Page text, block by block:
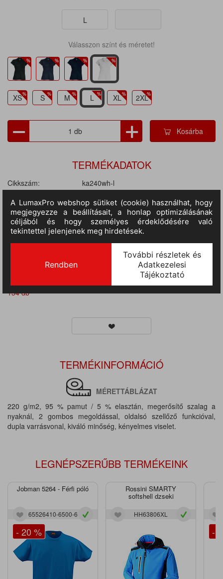
L
Válasszon színt és méretet!
XS S M L XL 2XL
Kosárba
TERMÉKADATOK
Cikkszám:
ka240wh-l
M.egység:
db
Szín:
fehér
Méret:
L
Anyag:
95% pamut / 5% elasztán
Tulajdonságok:
Rövid ujjú, Galléros, Gombos, 220 gr/m2
Nem:
női
(szállítási idő 3-7 nap) :
(szállítási idő 9-14 nap)
134 db
TERMÉKINFORMÁCIÓ
MÉRETTÁBLÁZAT
220 g/m2, 95 % pamut / 5 % elasztán, megerősítő szalag a
nyaknál, 2 gombos megoldással, oldalsó szellőző funkcióval,
dupla varrásvonal, kiváló minőség, kényelmes viselet.
LEGNÉPSZERŰBB TERMÉKEINK
Jobman 5264 - Férfi póló
65526410-6500-6
- 20 %
Rossini SMARTY
softshell dzseki
HH63806XL
-